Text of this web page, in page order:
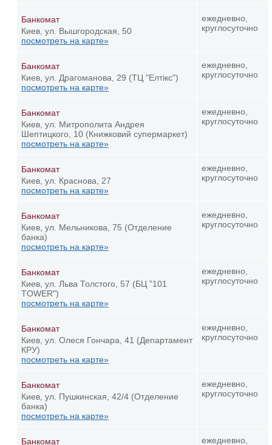
Банкомат
Киев, ул. Вышгородская, 50
посмотреть на карте»
ежедневно,
круглосуточно
Банкомат
Киев, ул. Драгоманова, 29 (ТЦ "Елтікс")
посмотреть на карте»
ежедневно,
круглосуточно
Банкомат
Киев, ул. Митрополита Андрея
Шептицкого, 10 (Книжковий супермаркет)
посмотреть на карте»
ежедневно,
круглосуточно
Банкомат
Киев, ул. Краснова, 27
посмотреть на карте»
ежедневно,
круглосуточно
Банкомат
Киев, ул. Мельникова, 75 (Отделение
банка)
посмотреть на карте»
ежедневно,
круглосуточно
Банкомат
Киев, ул. Льва Толстого, 57 (БЦ "101
TOWER")
посмотреть на карте»
ежедневно,
круглосуточно
Банкомат
Киев, ул. Олеся Гончара, 41 (Департамент
КРУ)
посмотреть на карте»
ежедневно,
круглосуточно
Банкомат
Киев, ул. Пушкинская, 42/4 (Отделение
банка)
посмотреть на карте»
ежедневно,
круглосуточно
Банкомат ежедневно,